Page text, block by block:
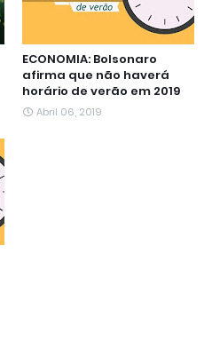
ECONOMIA: Bolsonaro
afirma que não haverá
horário de verão em 2019
Abril 06, 2019